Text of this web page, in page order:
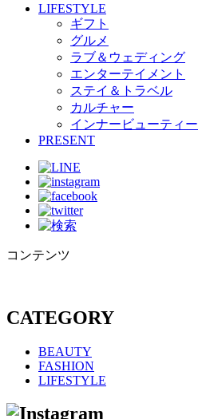
LIFESTYLE
ギフト
グルメ
ラブ＆ウェディング
エンターテイメント
ステイ＆トラベル
カルチャー
インナービューティー
PRESENT
コンテンツ
CATEGORY
BEAUTY
FASHION
LIFESTYLE